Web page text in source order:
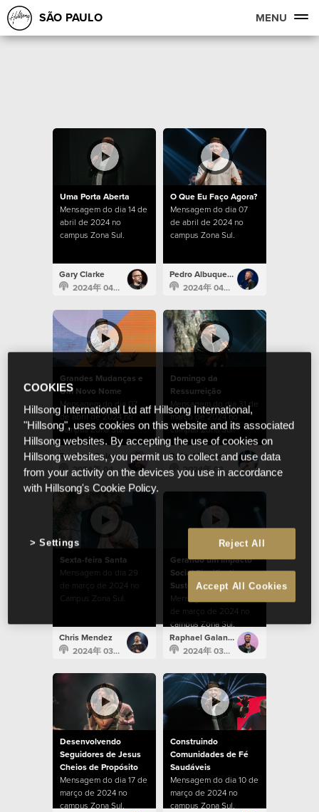
SÃO PAULO MENU
Uma Porta Aberta
Mensagem do dia 14 de
abril de 2024 no
campus Zona Sul.
Gary Clarke
2024年 04月 14日
O Que Eu Faço Agora?
Mensagem do dia 07
de abril de 2024 no
campus Zona Sul.
Pedro Albuquerque
2024年 04月 7日
Grandes Mudanças e
Um Novo Nome
Mensagem do dia 07
de abril de 2024 no
campus Zona Sul.
Raphael Galante
2024年 04月 7日
Domingo da
Ressurreição
Mensagem do dia 31 de
março de 2024 no
campus Zona Sul.
Rafael Bitencourt
2024年 03月 31日
Sexta-feira Santa
Mensagem do dia 29
de março de 2024 no
Campus Zona Sul.
Chris Mendez
2024年 03月 29日
Gerando um Impacto
Social Significativo e
Sustentável
Mensagem do dia 24
de março de 2024 no
campus Zona Sul.
Raphael Galante
2024年 03月 24日
Desenvolvendo
Seguidores de Jesus
Cheios de Propósito
Mensagem do dia 17 de
março de 2024 no
campus Zona Sul.
Construindo
Comunidades de Fé
Saudáveis
Mensagem do dia 10 de
março de 2024 no
campus Zona Sul.
COOKIES
Hillsong International Ltd atf Hillsong International,
"Hillsong", uses cookies on this website and its associated
Hillsong websites. By accepting the use of cookies on
Hillsong websites, you permit us to collect and use data
from your activity on the devices you use in accordance
with Hillsong's Cookie Policy.
Reject All
Accept All Cookies
Settings